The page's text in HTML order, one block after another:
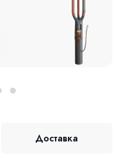
Доставка